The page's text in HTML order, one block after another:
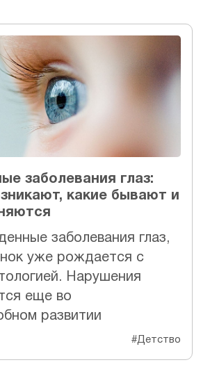
заболевания глаз:
какие бывают и
заболевания глаз,
уже рождается с
Нарушения
еще во
развитии
#Детство